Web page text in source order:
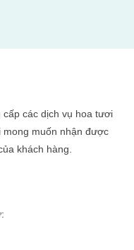
các dịch vụ hoa tươi
mong muốn nhận được
khách hàng.